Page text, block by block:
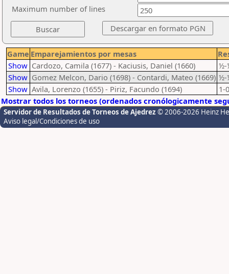
Maximum number of lines
Game Emparejamientos por mesas
Show Cardozo, Camila (1677) - Kaciusis, Daniel (1660)
½-
Show Gomez Melcon, Dario (1698) - Contardi, Mateo (1669) ½-
Show Avila, Lorenzo (1655) - Piriz, Facundo (1694)
1-0
Mostrar todos los torneos (ordenados cronólogicamente
Servidor de Resultados de Torneos de Ajedrez © 2006-2026 Heinz
Aviso legal/Condiciones de uso